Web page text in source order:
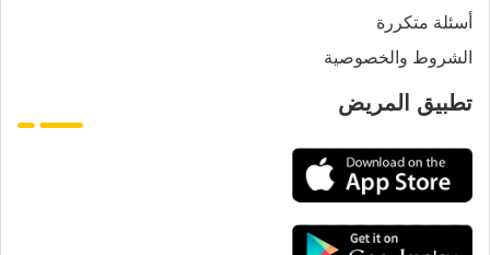
أسئلة متكررة
الشروط والخصوصية
تطبيق المريض